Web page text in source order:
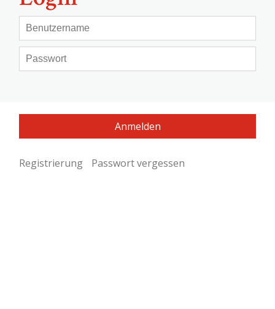
Registrierung Passwort vergessen